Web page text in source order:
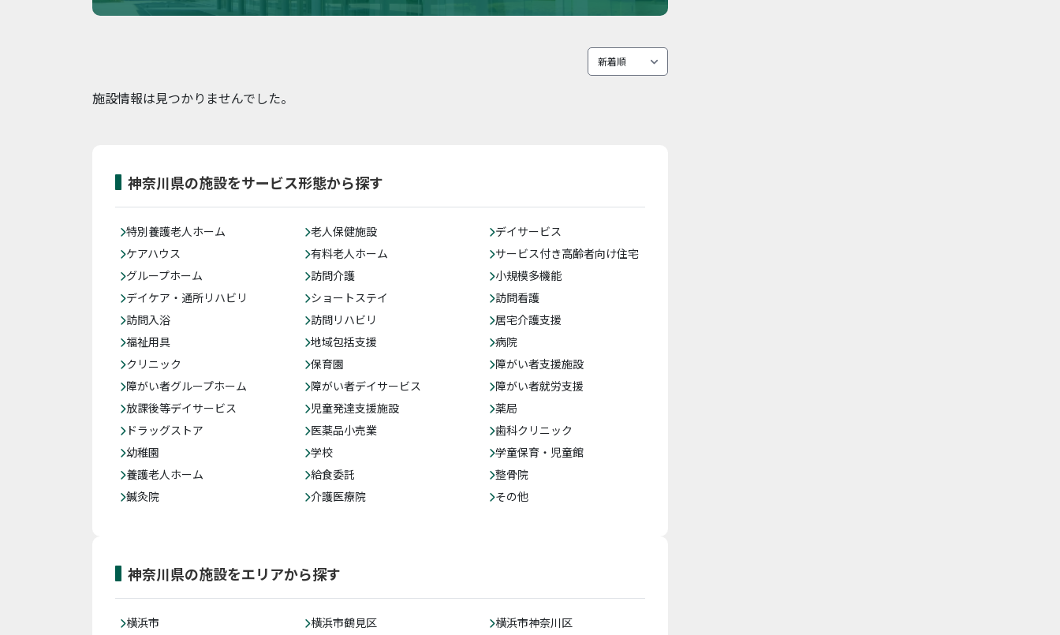
施設情報は見つかりませんでした。
神奈川県の施設をサービス形態から探す
特別養護老人ホーム 老人保健施設
デイサービス
ケアハウス
有料老人ホーム
サービス付き高齢者向け住宅
グループホーム
訪問介護
小規模多機能
デイケア・通所リハビリ
ショートステイ
訪問看護
訪問入浴
訪問リハビリ
居宅介護支援
福祉用具
地域包括支援
病院
クリニック
保育園
障がい者支援施設
障がい者グループホーム
障がい者デイサービス
障がい者就労支援
放課後等デイサービス
児童発達支援施設
薬局
ドラッグストア
医薬品小売業
歯科クリニック
幼稚園
学校
学童保育・児童館
養護老人ホーム
給食委託
整骨院
鍼灸院
介護医療院 その他
神奈川県の施設をエリアから探す
横浜市 横浜市鶴見区
横浜市神奈川区